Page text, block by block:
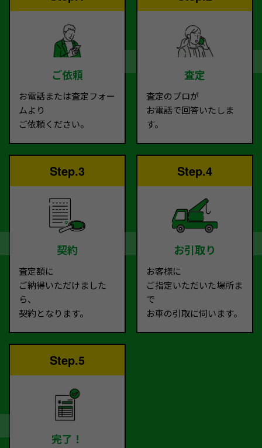
ご依頼
お電話または査定フォー
ムより
ご依頼ください。
査定
査定のプロが
お電話で回答いたしま
す。
Step.3
契約
査定額に
ご納得いただけました
ら、
契約となります。
Step.4
お引取り
お客様に
ご指定いただいた場所ま
で
お車の引取に伺います。
Step.5
完了！